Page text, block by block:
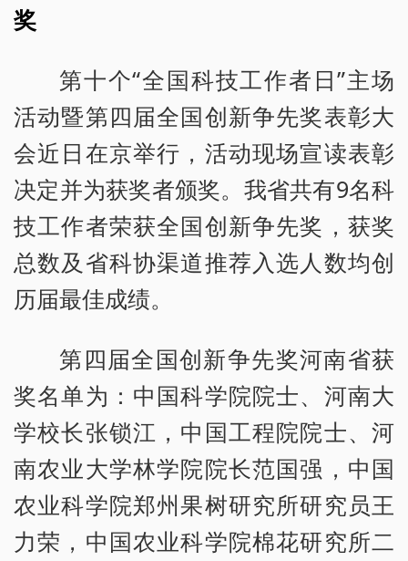
奖
第十个“全国科技工作者日”主场
活动暨第四届全国创新争先奖表彰大
会近日在京举行，活动现场宣读表彰
决定并为获奖者颁奖。我省共有9名科
技工作者荣获全国创新争先奖，获奖
总数及省科协渠道推荐入选人数均创
历届最佳成绩。
第四届全国创新争先奖河南省获
奖名单为：中国科学院院士、河南大
学校长张锁江，中国工程院院士、河
南农业大学林学院院长范国强，中国
农业科学院郑州果树研究所研究员王
力荣，中国农业科学院棉花研究所二